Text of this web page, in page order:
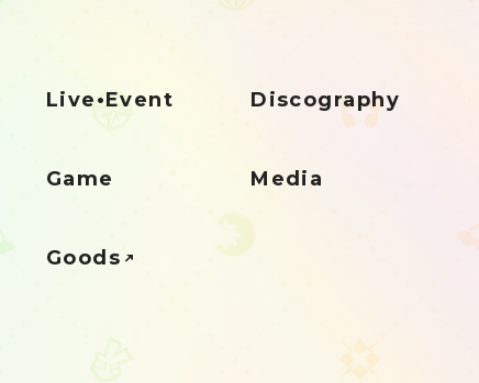
Live•Event Discography
Game Media
Goods